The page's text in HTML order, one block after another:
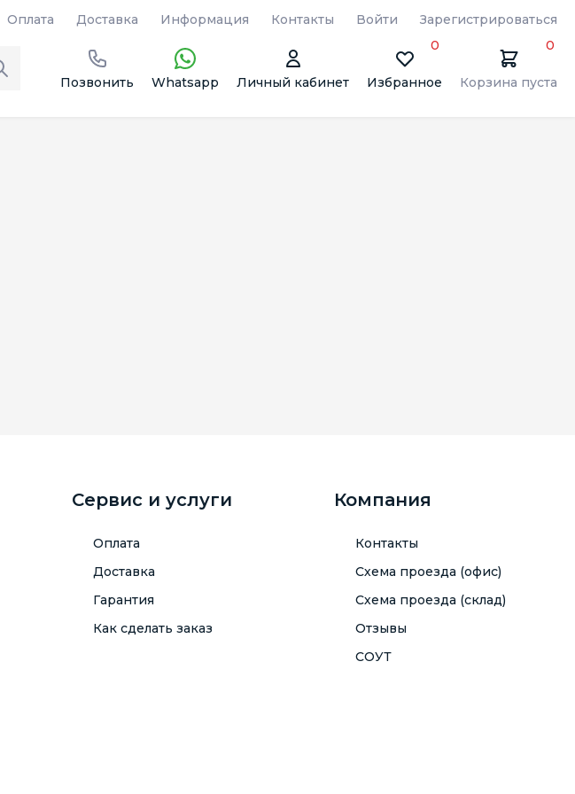
Оплата Доставка Информация Контакты Войти Зарегистрироваться
Позвонить Whatsapp Личный кабинет Избранное
0
Корзина пуста
0
Сервис и услуги
Оплата
Доставка
Гарантия
Как сделать заказ
Компания
Контакты
Схема проезда (офис)
Схема проезда (склад)
Отзывы
СОУТ